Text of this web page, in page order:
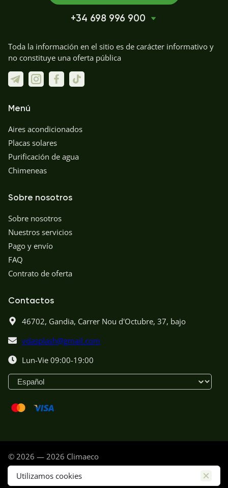
+34 698 996 900
Toda la información en el sitio es de carácter informativo y
no constituye una oferta pública
Menú
Aires acondicionados
Placas solares
Purificación de agua
Chimeneas
Sobre nosotros
Sobre nosotros
Nuestros servicios
Pago y envío
FAQ
Contrato de oferta
Contactos
46702, Gandia, Carrer Nou d'Octubre, 37, bajo
vdasplash@gmail.com
Lun-Vie 09:00-19:00
© 2026 — 2026 Climaeco
Política de privacidad
Utilizamos cookies